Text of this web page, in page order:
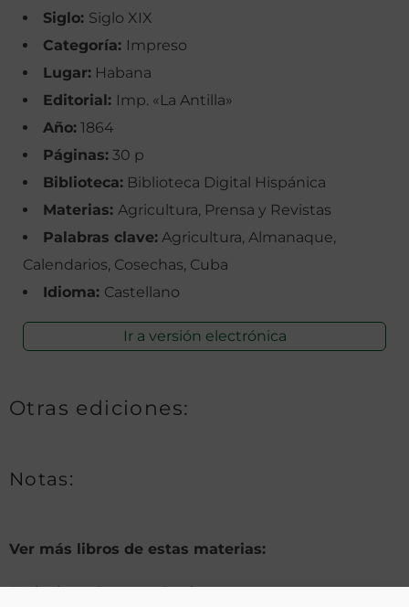
Siglo: Siglo XIX
Categoría: Impreso
Lugar: Habana
Editorial: Imp. «La Antilla»
Año: 1864
Páginas: 30 p
Biblioteca: Biblioteca Digital Hispánica
Materias: Agricultura, Prensa y Revistas
Palabras clave: Agricultura, Almanaque,
Calendarios, Cosechas, Cuba
Idioma: Castellano
Ir a versión electrónica
Otras ediciones:
Notas:
Ver más libros de estas materias:
Agricultura,Prensa y Revistas